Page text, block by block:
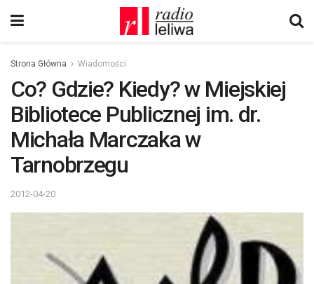
Strona Główna Wiadomości
Co? Gdzie? Kiedy? w Miejskiej
Bibliotece Publicznej im. dr.
Michała Marczaka w
Tarnobrzegu
2012-04-20